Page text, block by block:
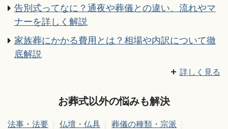
告別式ってなに？通夜や葬儀との違い、流れやマ
ナーを詳しく解説
家族葬にかかる費用とは？相場や内訳について徹
底解説
湯灌を行う意味や料金、やり方について
御膳料の書き方・渡し方・金額相場などのマナー
家族葬の喪主挨拶｜すぐに使える例文とタイミン
香典の金額相場、香典袋の書き方・渡し方やマナ
家族葬とはどんなお葬式？参列者は誰を呼ぶ？費
枕経とは？依頼の仕方や流れ、お布施の相場など
通夜・葬儀での数珠の持ち方・使い方・選び方
家族葬の服装マナーはこれで大丈夫！親族、参列
喪主がすることはなに？ 葬儀での失敗事例や喪主
香典の金額相場、香典袋の書き方・渡し方やマナ
葬儀とはどんな意味がある？様々な種類、様々な
法事・法要で僧侶へ包むお布施の金額相場とお布
葬儀/告別式の流れ、準備手順とスケジュールにつ
家族葬の通夜、葬儀・告別式の流れと主な注意点
【訃報の連絡で使える文例付き】訃報のお知らせ
副葬品と棺に入れるもの・入れてはいけないもの
家族葬はどこまでの範囲の人を呼ぶ？呼ぶ基準や
法事・法要・葬儀、お布施の金額相場ってどのく
通夜・葬儀、喪服でのハンカチは何色？男女の違
家族葬にかかる費用とは？相場や内訳について徹
詳しく見る
お葬式以外の悩みも解決
法事・法要 仏壇・仏具
葬儀の種類・宗派